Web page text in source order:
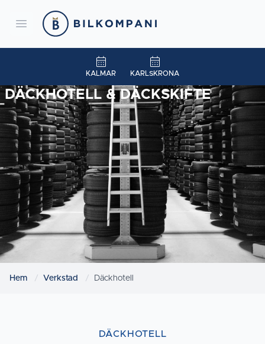
Open menu
Bilkompani
KALMAR KARLSKRONA
DÄCKHOTELL & DÄCKSKIFTE
Hem Verkstad Däckhotell
DÄCKHOTELL